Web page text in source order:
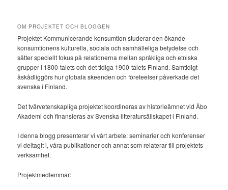
OM PROJEKTET OCH BLOGGEN
Projektet Kommunicerande konsumtion studerar den ökande
konsumtionens kulturella, sociala och samhälleliga betydelse och
sätter speciellt fokus på relationerna mellan språkliga och etniska
grupper i 1800-talets och det tidiga 1900-talets Finland. Samtidigt
åskådliggörs hur globala skeenden och företeelser påverkade det
svenska i Finland.
Det tvärvetenskapliga projektet koordineras av historieämnet vid Åbo
Akademi och finansieras av Svenska litteratursällskapet i Finland.
I denna blogg presenterar vi vårt arbete: seminarier och konferenser
vi deltagit i, våra publikationer och annat som relaterar till projektets
verksamhet.
Projektmedlemmar: